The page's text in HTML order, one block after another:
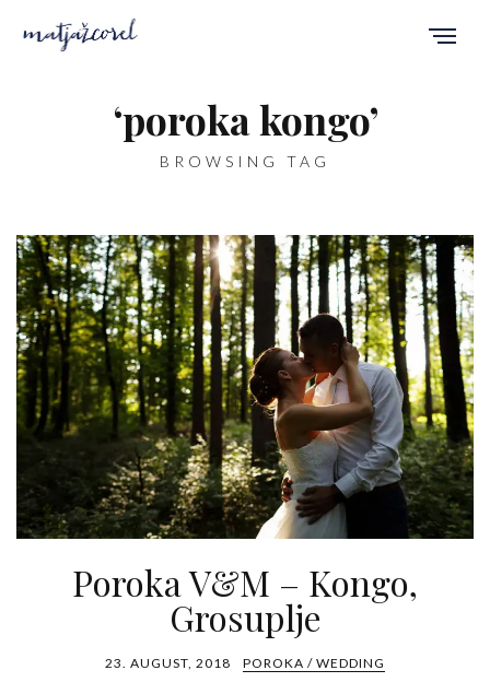
‘poroka kongo’
BROWSING TAG
Poroka V&M – Kongo,
Grosuplje
23. AUGUST, 2018 POROKA / WEDDING